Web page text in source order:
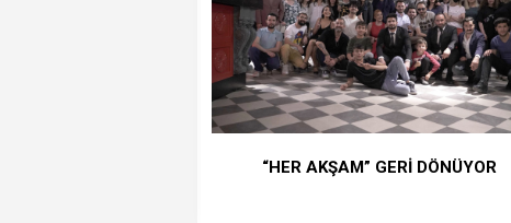
“HER AKŞAM” GERİ DÖNÜYOR